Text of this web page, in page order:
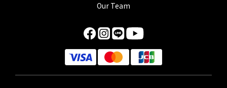
Our Team